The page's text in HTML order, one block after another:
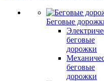
Беговые
беговые
дорожки
беговые
дорожки